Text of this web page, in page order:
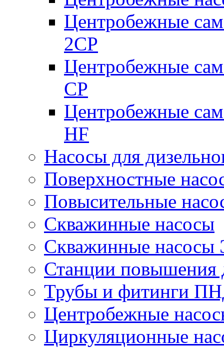
Центробежные
2CP
Центробежные
CP
Центробежные
HF
Насосы для
Поверхностные
Повысительные
Скважинные насосы
Скважинные
Станции повышения
Трубы и фитинги
Центробежные
Циркуляционные